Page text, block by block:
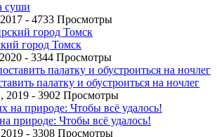
суши
- 4733 Просмотры
город Томск
- 3344 Просмотры
палатку и обустроиться на ночлег
2019 - 3902 Просмотры
природе: Чтобы всё удалось!
- 3308 Просмотры